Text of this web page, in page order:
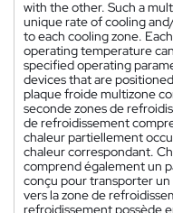
with the other. Such a
unique rate of cooling
to each cooling zone.
operating temperature
specified operating
devices that are
plaque froide multizone
seconde zones de
de refroidissement
chaleur partiellement
chaleur correspondant.
comprend également un
conçu pour transporter
vers la zone de
refroidissement possède